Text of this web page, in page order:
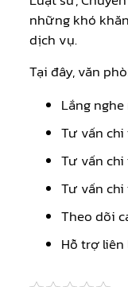
những khó
dịch vụ.
Tại đây, văn
Lắng
Tư vấn
Tư vấn
Tư vấn
Theo dõi
Hỗ trợ